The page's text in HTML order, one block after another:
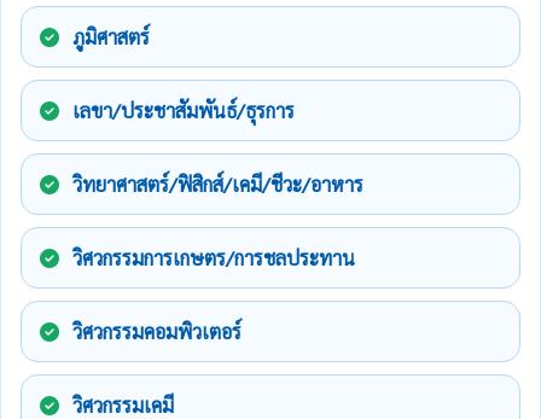
ภูมิศาสตร์
เลขา/ประชาสัมพันธ์/ธุรการ
วิทยาศาสตร์/ฟิสิกส์/เคมี/ชีวะ/อาหาร
วิศวกรรมการเกษตร/การชลประทาน
วิศวกรรมคอมพิวเตอร์
วิศวกรรมเคมี